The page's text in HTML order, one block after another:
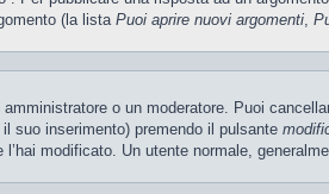
(la lista Puoi aprire nuovi argomenti,
o un moderatore. Puoi
suo inserimento) premendo il pulsante
modificato. Un utente normale,